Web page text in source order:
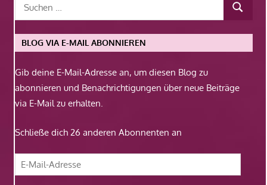
BLOG VIA E-MAIL ABONNIEREN
Gib deine E-Mail-Adresse an, um diesen Blog zu
abonnieren und Benachrichtigungen über neue Beiträge
via E-Mail zu erhalten.
Schließe dich 26 anderen Abonnenten an
E-
Mail-